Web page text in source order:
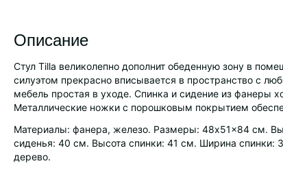
Описание
Стул Tilla великолепно дополнит обеденную зону в
силуэтом прекрасно вписывается в пространство с
мебель простая в уходе. Спинка и сидение из фанеры
Металлические ножки с порошковым покрытием
Материалы: фанера, железо. Размеры: 48x51x84 см.
сиденья: 40 см. Высота спинки: 41 см. Ширина спинки:
дерево.